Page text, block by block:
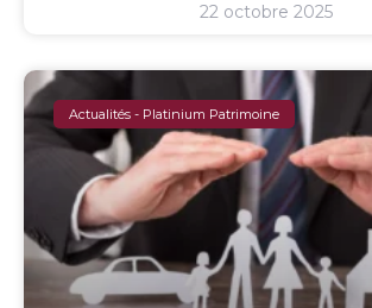
22 octobre 2025
Actualités - Platinium Patrimoine